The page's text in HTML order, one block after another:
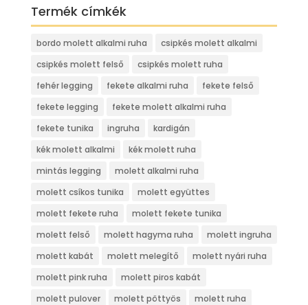
Termék címkék
bordo molett alkalmi ruha
csipkés molett alkalmi
csipkés molett felső
csipkés molett ruha
fehér legging
fekete alkalmi ruha
fekete felső
fekete legging
fekete molett alkalmi ruha
fekete tunika
ingruha
kardigán
kék molett alkalmi
kék molett ruha
mintás legging
molett alkalmi ruha
molett csíkos tunika
molett együttes
molett fekete ruha
molett fekete tunika
molett felső
molett hagyma ruha
molett ingruha
molett kabát
molett melegítő
molett nyári ruha
molett pink ruha
molett piros kabát
molett pulover
molett pöttyös
molett ruha